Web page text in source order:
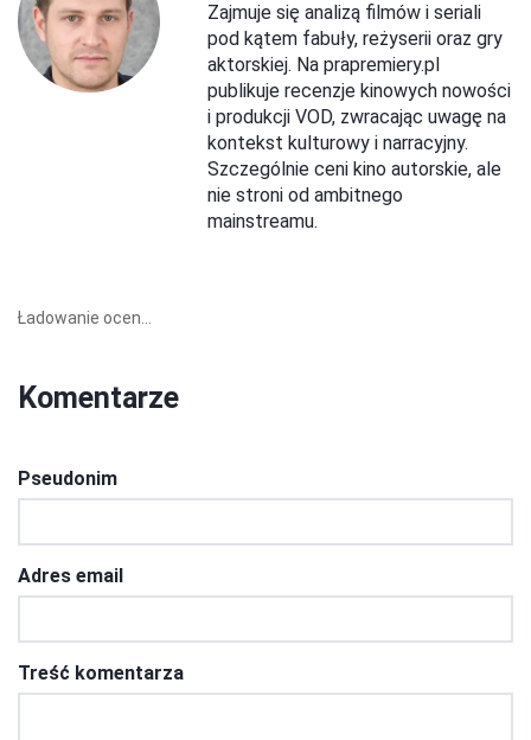
Zajmuje się analizą filmów i seriali
pod kątem fabuły, reżyserii oraz gry
aktorskiej. Na prapremiery.pl
publikuje recenzje kinowych nowości
i produkcji VOD, zwracając uwagę na
kontekst kulturowy i narracyjny.
Szczególnie ceni kino autorskie, ale
nie stroni od ambitnego
mainstreamu.
Ładowanie ocen...
Komentarze
Pseudonim
Adres email
Treść komentarza